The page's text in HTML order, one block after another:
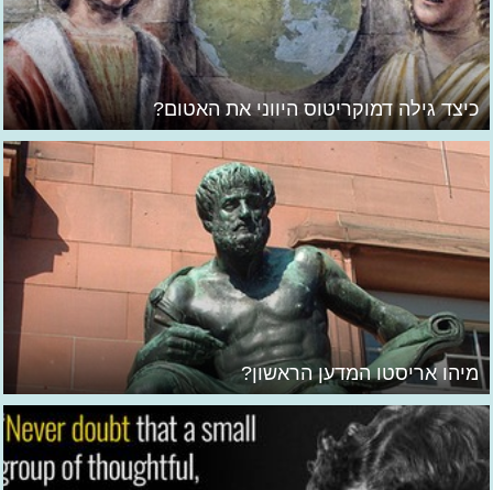
כיצד גילה דמוקריטוס היווני את האטום?
מיהו אריסטו המדען הראשון?